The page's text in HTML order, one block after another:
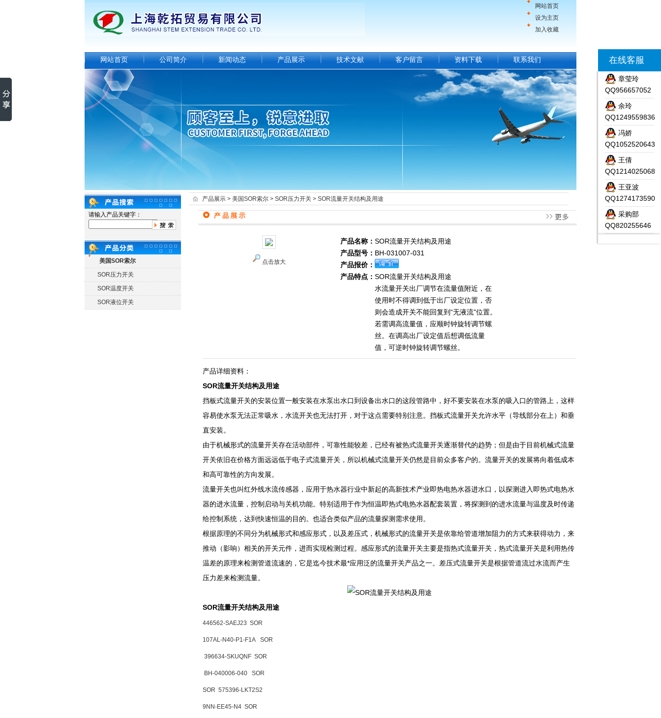
网站首页
设为主页
加入收藏
在线客服
章莹玲
QQ956657052
余玲
QQ1249559836
冯娇
QQ1052520643
王倩
QQ1214025068
王亚波
QQ1274173590
采购部
QQ820255646
网站首页 公司简介 新闻动态 产品展示 技术文献 客户留言 资料下载 联系我们
请输入产品关键字：
美国SOR索尔
SOR压力开关
SOR温度开关
SOR液位开关
产品展示 > 美国SOR索尔 > SOR压力开关 > SOR流量开关结构及用途
点击放大
产品名称： SOR流量开关结构及用途
产品型号： BH-031007-031
产品报价：
产品特点： SOR流量开关结构及用途
水流量开关出厂调节在流量值附近，在
使用时不得调到低于出厂设定位置，否
则会造成开关不能回复到“无液流"位置。
若需调高流量值，应顺时钟旋转调节螺
丝。在调高出厂设定值后想调低流量
值，可逆时钟旋转调节螺丝。
产品详细资料：
SOR流量开关结构及用途
挡板式流量开关的安装位置一般安装在水泵出水口到设备出水口的这段管路中，好不要安装在水泵的吸入口的管路上，这样
容易使水泵无法正常吸水，水流开关也无法打开，对于这点需要特别注意。挡板式流量开关允许水平（导线部分在上）和垂
直安装。
由于机械形式的流量开关存在活动部件，可靠性能较差，已经有被热式流量开关逐渐替代的趋势；但是由于目前机械式流量
开关依旧在价格方面远远低于电子式流量开关，所以机械式流量开关仍然是目前众多客户的。流量开关的发展将向着低成本
和高可靠性的方向发展。
流量开关也叫红外线水流传感器，应用于热水器行业中新起的高新技术产业即热电热水器进水口，以探测进入即热式电热水
器的进水流量，控制启动与关机功能。特别适用于作为恒温即热式电热水器配套装置，将探测到的进水流量与温度及时传递
给控制系统，达到快速恒温的目的。也适合类似产品的流量探测需求使用。
根据原理的不同分为机械形式和感应形式，以及差压式，机械形式的流量开关是依靠给管道增加阻力的方式来获得动力，来
推动（影响）相关的开关元件，进而实现检测过程。感应形式的流量开关主要是指热式流量开关，热式流量开关是利用热传
温差的原理来检测管道流速的，它是迄今技术最*应用泛的流量开关产品之一。差压式流量开关是根据管道流过水流而产生
压力差来检测流量。
SOR流量开关结构及用途
446562-SAEJ23 SOR
107AL-N40-P1-F1A SOR
396634-SKUQNF SOR
BH-040006-040 SOR
SOR 575396-LKT2S2
9NN-EE45-N4 SOR